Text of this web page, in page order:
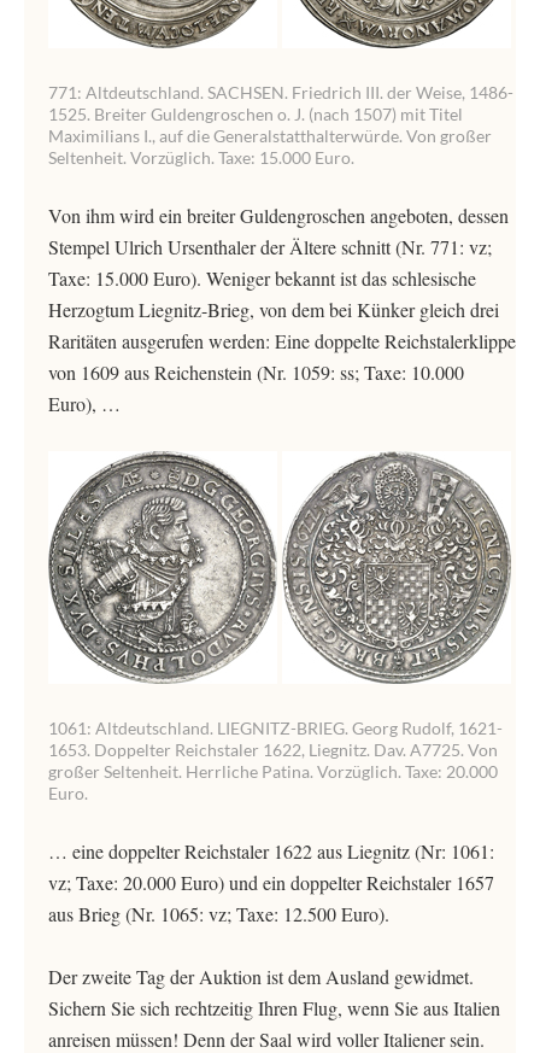
771: Altdeutschland. SACHSEN. Friedrich III. der Weise, 1486-
1525. Breiter Guldengroschen o. J. (nach 1507) mit Titel
Maximilians I., auf die Generalstatthalterwürde. Von großer
Seltenheit. Vorzüglich. Taxe: 15.000 Euro.
Von ihm wird ein breiter Guldengroschen angeboten, dessen
Stempel Ulrich Ursenthaler der Ältere schnitt (Nr. 771: vz;
Taxe: 15.000 Euro). Weniger bekannt ist das schlesische
Herzogtum Liegnitz-Brieg, von dem bei Künker gleich drei
Raritäten ausgerufen werden: Eine doppelte Reichstalerklippe
von 1609 aus Reichenstein (Nr. 1059: ss; Taxe: 10.000
Euro), …
1061: Altdeutschland. LIEGNITZ-BRIEG. Georg Rudolf, 1621-
1653. Doppelter Reichstaler 1622, Liegnitz. Dav. A7725. Von
großer Seltenheit. Herrliche Patina. Vorzüglich. Taxe: 20.000
Euro.
… eine doppelter Reichstaler 1622 aus Liegnitz (Nr: 1061:
vz; Taxe: 20.000 Euro) und ein doppelter Reichstaler 1657
aus Brieg (Nr. 1065: vz; Taxe: 12.500 Euro).
Der zweite Tag der Auktion ist dem Ausland gewidmet.
Sichern Sie sich rechtzeitig Ihren Flug, wenn Sie aus Italien
anreisen müssen! Denn der Saal wird voller Italiener sein.